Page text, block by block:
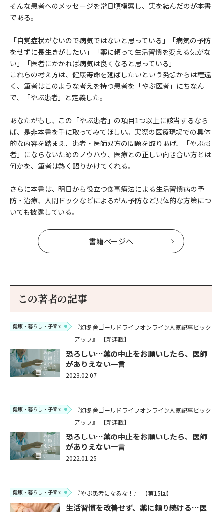
そんな患者へのメッセージを常日頃模索し、実を結んだのが本書
である。
「自覚症状がないので病気ではないと思っている」「病気の予防
をせずに長生きがしたい」「薬に頼って生活習慣を変える気がな
い」「医者にかかれば病気は良くなると思っている」
これらの考え方は、健康寿命を延ばしたいという発想からは程遠
く、筆者はこのような考えを持つ患者を「やぶ医者」にちなん
で、「やぶ患者」と定義した。
あなたがもし、この「やぶ患者」の項目1つ以上に該当するなら
ば、是非本書を手に取ってみてほしい。実際の医療現場での具体
的な内容を踏まえ、患者・医師双方の問題を取りあげ、「やぶ患
者」にならないためのノウハウ、医療との正しい向き合い方とは
何かを、筆者は熱く語りかけてくれる。
さらに本書は、明日から役立つ食事療法による生活習慣病の予
防・治療、人間ドックなどによるがん予防など具体的な方策につ
いても披露している。
書籍ページへ
この著者の記事
健康・暮らし・子育て
『幻冬舎ゴールドライフオンライン人気記事ピック
アップ』
【新連載】
恐ろしい…薬の中止をお願いしたら、医師
がありえない一言
2023.02.07
健康・暮らし・子育て
『幻冬舎ゴールドライフオンライン人気記事ピック
アップ』
【新連載】
恐ろしい…薬の中止をお願いしたら、医師
がありえない一言
2022.01.25
健康・暮らし・子育て 『やぶ患者になるな！』 【第15回】
生活習慣を改善せず、薬に頼り続ける…医